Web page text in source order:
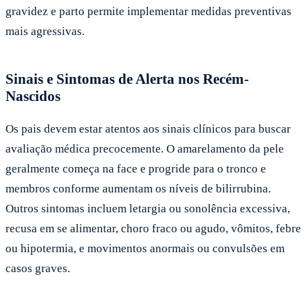
gravidez e parto permite implementar medidas preventivas
mais agressivas.
Sinais e Sintomas de Alerta nos Recém-
Nascidos
Os pais devem estar atentos aos sinais clínicos para buscar
avaliação médica precocemente. O amarelamento da pele
geralmente começa na face e progride para o tronco e
membros conforme aumentam os níveis de bilirrubina.
Outros sintomas incluem letargia ou sonolência excessiva,
recusa em se alimentar, choro fraco ou agudo, vômitos, febre
ou hipotermia, e movimentos anormais ou convulsões em
casos graves.